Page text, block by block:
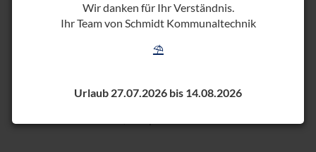
Wir danken für Ihr Verständnis.
Ihr Team von Schmidt Kommunaltechnik
⛱️
Urlaub 27.07.2026 bis 14.08.2026
SAAT­EG­GE SE 160